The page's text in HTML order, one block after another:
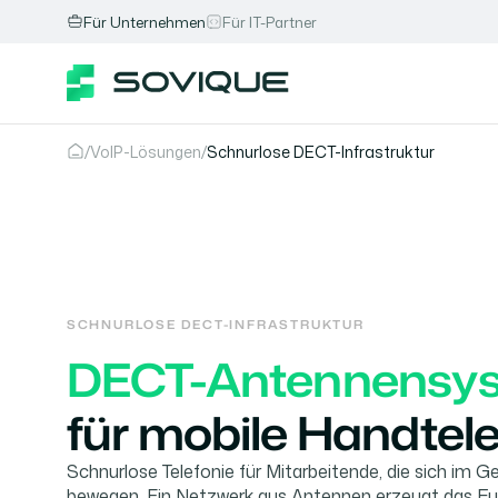
Für Unternehmen Für IT-Partner
/VoIP-Lösungen/Schnurlose DECT-Infrastruktur
SCHNURLOSE DECT-INFRASTRUKTUR
DECT-
für mobile
Schnurlose Telefonie für Mitarbeitende, die sich im